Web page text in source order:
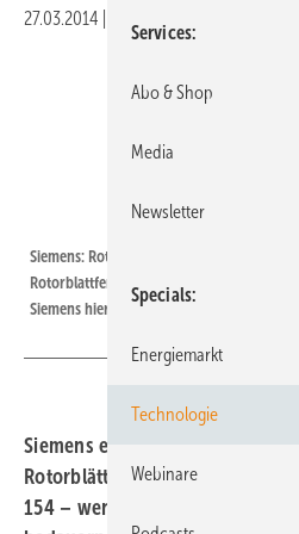
27.03.2014
Siemens: Rotorblattfertigung im britischen
Rotorblattfertigung im britischen Hull ab
Siemens hier schon 2017 erreichen.
Siemens errichtet eine Fabrik für
Rotorblätter der neuen Riesen-
154 – wenig überraschend – in
Services
Abo & Shop
Media
Newsletter
Specials
Energiemarkt
Technologie
Webinare